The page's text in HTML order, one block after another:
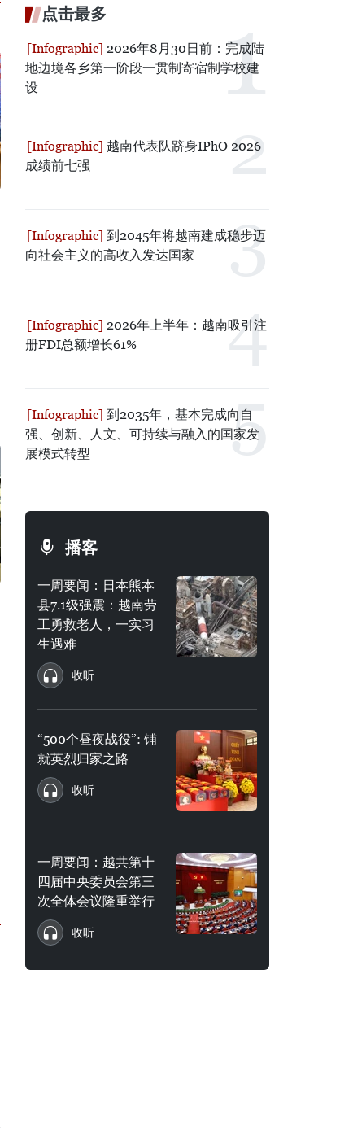
点击最多
2026年8月30日前：完成陆
地边境各乡第一阶段一贯制寄宿制学校建
设
越南代表队跻身IPhO 2026
成绩前七强
到2045年将越南建成稳步迈
向社会主义的高收入发达国家
2026年上半年：越南吸引注
册FDI总额增长61%
到2035年，基本完成向自
强、创新、人文、可持续与融入的国家发
展模式转型
播客
一周要闻：日本熊本
县7.1级强震：越南劳
工勇救老人，一实习
生遇难
收听
“500个昼夜战役”: 铺
就英烈归家之路
收听
一周要闻：越共第十
四届中央委员会第三
次全体会议隆重举行
收听